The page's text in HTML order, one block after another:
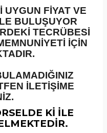
UYGUN FİYAT VE
BULUŞUYOR
TECRÜBESİ
İÇİN
İLETİŞİME
Kİ İLE